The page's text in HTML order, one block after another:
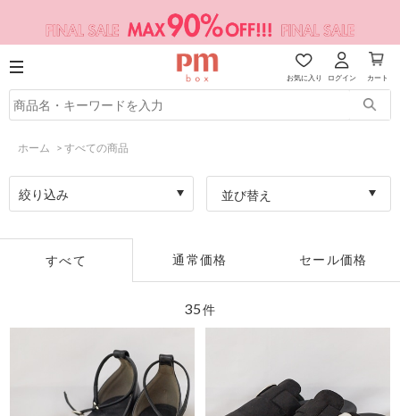
お気に入り ログイン カート
ホーム > すべての商品
絞り込み 並び替え
すべて 通常価格 セール価格
35件